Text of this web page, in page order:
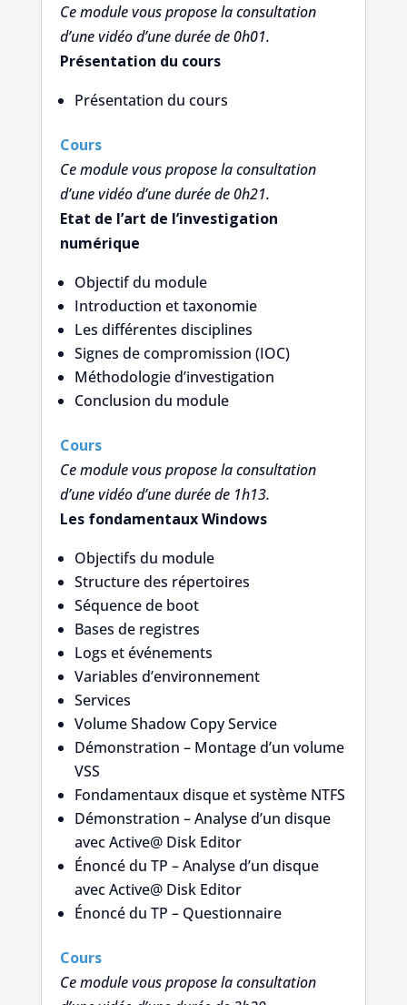
Ce module vous propose la consultation
d’une vidéo d’une durée de 0h01.
Présentation du cours
Présentation du cours
Cours
Ce module vous propose la consultation
d’une vidéo d’une durée de 0h21.
Etat de l’art de l’investigation
numérique
Objectif du module
Introduction et taxonomie
Les différentes disciplines
Signes de compromission (IOC)
Méthodologie d’investigation
Conclusion du module
Cours
Ce module vous propose la consultation
d’une vidéo d’une durée de 1h13.
Les fondamentaux Windows
Objectifs du module
Structure des répertoires
Séquence de boot
Bases de registres
Logs et événements
Variables d’environnement
Services
Volume Shadow Copy Service
Démonstration – Montage d’un volume
VSS
Fondamentaux disque et système NTFS
Démonstration – Analyse d’un disque
avec Active@ Disk Editor
Énoncé du TP – Analyse d’un disque
avec Active@ Disk Editor
Énoncé du TP – Questionnaire
Cours
Ce module vous propose la consultation